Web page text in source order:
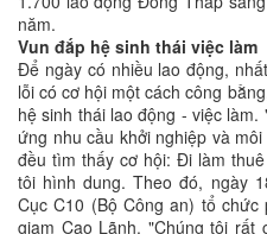
năm.
Vun đắp hệ sinh thái việc làm
Để ngày có nhiều lao động,
lỗi có cơ hội một cách công
hệ sinh thái lao động - việc
ứng nhu cầu khởi nghiệp và
đều tìm thấy cơ hội: Đi làm
tôi hình dung. Theo đó, ngày
Cục C10 (Bộ Công an) tổ
giam Cao Lãnh. "Chúng tôi